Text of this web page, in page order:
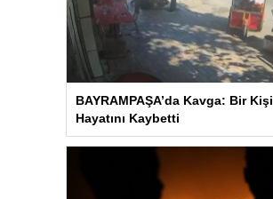
BAYRAMPAŞA’da Kavga: Bir Kişi
Hayatını Kaybetti